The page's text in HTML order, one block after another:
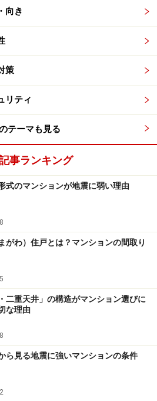
が、来客がほとんどない人にと
取ってあるので、雨の日に子ど
こともあるとか。またその「広
う人もいるようです。
ションではステイタス感を演出
ンション全体のイメージを損な
同じ位置づけですが、タワーマ
ンでは上階に設けられ、上階か
をマンションの住人全員、およ
る場所となります。
トサービス、宅配ロッカ
くなると、かゆいところに手が
設が入ってきます。忙しい日々
向き
策
リティ
テーマも見る
事ランキング
式のマンションが地震に弱い理由
がわ）住戸とは？マンションの間取り
二重天井」の構造がマンション選びに
な理由
ら見る地震に強いマンションの条件